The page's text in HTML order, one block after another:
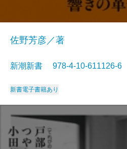
佐野芳彦／著
新潮新書 978-4-10-611126-
新書電子書籍あり